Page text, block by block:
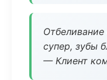
супер, зубы
— Клиент